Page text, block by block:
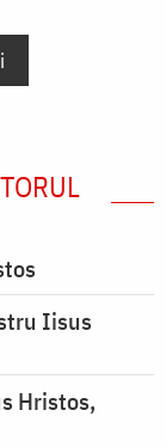
Iisus
Hristos,